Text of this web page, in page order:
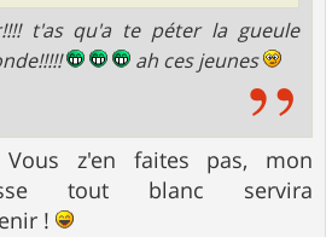
t'as qu'a te péter la gueule
ah ces jeunes
Vous z'en faites pas, mon
tout blanc servira
!